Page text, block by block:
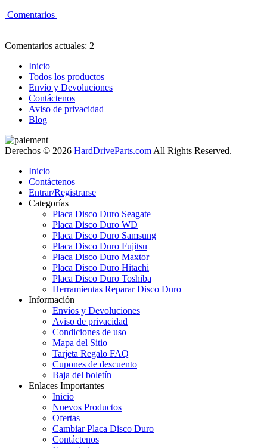
Comentarios
Comentarios actuales: 2
Inicio
Todos los productos
Envío y Devoluciones
Contáctenos
Aviso de privacidad
Blog
Derechos © 2026 HardDriveParts.com All Rights Reserved.
Inicio
Contáctenos
Entrar/Registrarse
Categorías
Placa Disco Duro Seagate
Placa Disco Duro WD
Placa Disco Duro Samsung
Placa Disco Duro Fujitsu
Placa Disco Duro Maxtor
Placa Disco Duro Hitachi
Placa Disco Duro Toshiba
Herramientas Reparar Disco Duro
Información
Envíos y Devoluciones
Aviso de privacidad
Condiciones de uso
Mapa del Sitio
Tarjeta Regalo FAQ
Cupones de descuento
Baja del boletín
Enlaces Importantes
Inicio
Nuevos Productos
Ofertas
Cambiar Placa Disco Duro
Contáctenos